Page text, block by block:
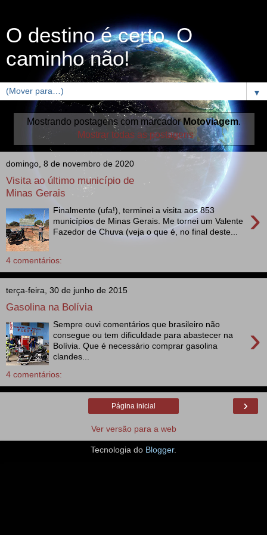
O destino é certo. O
caminho não!
▼
Mostrando postagens com marcadorMotoviagem.
Mostrar todas as postagens
domingo, 8 de novembro de 2020
Visita ao último município de
Minas Gerais
›
Finalmente (ufa!), terminei a visita aos 853
municípios de Minas Gerais. Me tornei um Valente
Fazedor de Chuva (veja o que é, no final deste...
4 comentários:
terça-feira, 30 de junho de 2015
Gasolina na Bolívia
›
Sempre ouvi comentários que brasileiro não
consegue ou tem dificuldade para abastecer na
Bolívia. Que é necessário comprar gasolina
clandes...
4 comentários:
›
Página inicial
Ver versão para a web
Tecnologia do Blogger.